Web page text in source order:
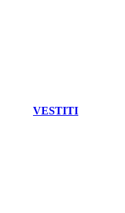
VESTITI